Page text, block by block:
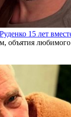
15 лет
объятия